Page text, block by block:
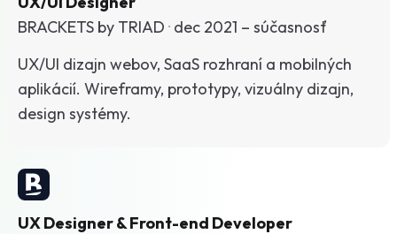
BRACKETS by TRIAD · dec 2021 – súčasnosť
UX/UI dizajn webov, SaaS rozhraní a mobilných
aplikácií. Wireframy, prototypy, vizuálny dizajn,
design systémy.
UX Designer & Front-end Developer